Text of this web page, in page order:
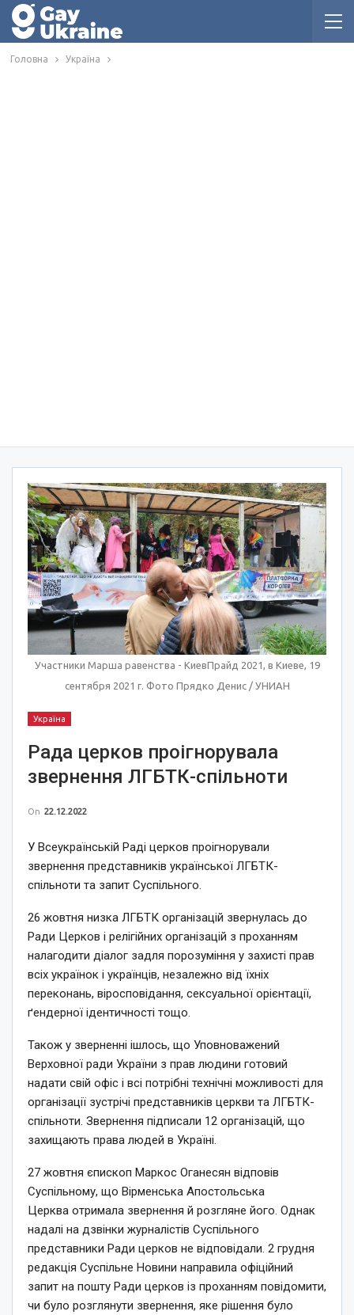
Головна Україна
Участники Марша равенства - КиевПрайд 2021, в Киеве, 19
сентября 2021 г. Фото Прядко Денис / УНИАН
Україна
Рада церков проігнорувала
звернення ЛГБТК-спільноти
On 22.12.2022
У Всеукраїнській Раді церков проігнорували
звернення представників української ЛГБТК-
спільноти та запит Суспільного.
26 жовтня низка ЛГБТК організацій звернулась до
Ради Церков і релігійних організацій з проханням
налагодити діалог задля порозуміння у захисті прав
всіх українок і українців, незалежно від їхніх
переконань, віросповідання, сексуальної орієнтації,
ґендерної ідентичності тощо.
Також у зверненні ішлось, що Уповноважений
Верховної ради України з прав людини готовий
надати свій офіс і всі потрібні технічні можливості для
організації зустрічі представників церкви та ЛГБТК-
спільноти. Звернення підписали 12 організацій, що
захищають права людей в Україні.
27 жовтня єпископ Маркос Оганесян відповів
Суспільному, що Вірменська Апостольська
Церква отримала звернення й розгляне його. Однак
надалі на дзвінки журналістів Суспільного
представники Ради церков не відповідали. 2 грудня
редакція Суспільне Новини направила офіційний
запит на пошту Ради церков із проханням повідомити,
чи було розглянути звернення, яке рішення було